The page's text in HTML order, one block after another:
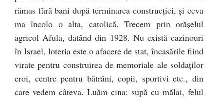
rămas fără bani după terminarea construcţiei, şi ceva
ma încolo o alta, catolică. Trecem prin orăşelul
agricol Afula, datând din 1928. Nu există cazinouri
în Israel, loteria este o afacere de stat, încasările fiind
virate pentru construirea de memoriale ale soldaţilor
eroi, centre pentru bătrâni, copii, sportivi etc., din
care vedem câteva. Luăm cina: supă cu mălai, felul